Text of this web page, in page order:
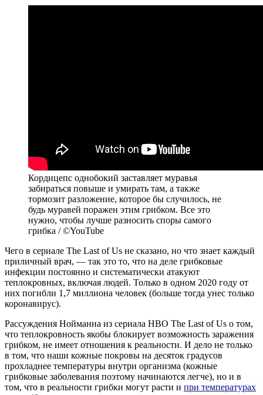
Кордицепс однобокий заставляет муравья
забираться повыше и умирать там, а также
тормозит разложение, которое бы случилось, не
будь муравей поражен этим грибком. Все это
нужно, чтобы лучше разносить споры самого
грибка / ©YouTube
Чего в сериале The Last of Us не сказано, но что знает каждый
приличный врач, — так это то, что на деле грибковые
инфекции постоянно и систематически атакуют
теплокровных, включая людей. Только в одном 2020 году от
них погибли 1,7 миллиона человек (больше тогда унес только
коронавирус).
Рассуждения Нойманна из сериала HBO The Last of Us о том,
что теплокровность якобы блокирует возможность заражения
грибком, не имеет отношения к реальности. И дело не только
в том, что наши кожные покровы на десяток градусов
прохладнее температуры внутри организма (кожные
грибковые заболевания поэтому начинаются легче), но и в
том, что в реальности грибки могут расти и при температурах